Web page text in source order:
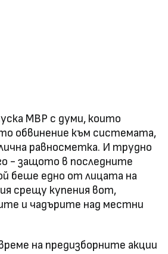
МВР с думи, които
обвинение към системата,
равносметка. И трудно
- защото в последните
беше едно от лицата на
срещу купения вот,
и чадърите над местни
на предизборните акции